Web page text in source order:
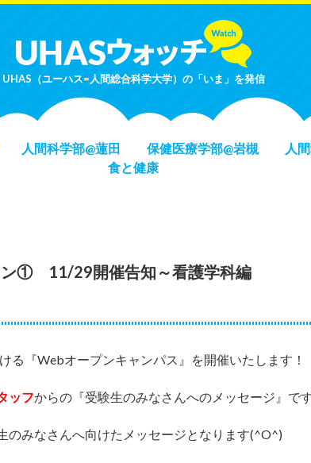
UHAS（ユーハス=人間総合科学大学）の「いま」を発信
人間科学部@蓮田 保健医療学部@岩槻 人
食と健康
ン① 11/29開催告知～看護学科編
『Webオープンキャンパス』を開催いたします！
ッフからの『受験生のみなさんへのメッセージ』です
のみなさんへ向けたメッセージとなります(^O^)